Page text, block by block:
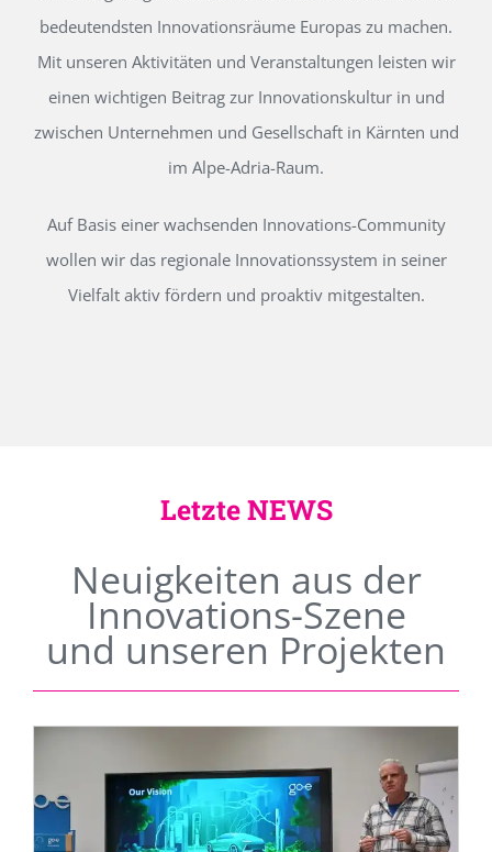
bedeutendsten Innovationsräume Europas zu machen.
Mit unseren Aktivitäten und Veranstaltungen leisten wir
einen wichtigen Beitrag zur Innovationskultur in und
zwischen Unternehmen und Gesellschaft in Kärnten und
im Alpe-Adria-Raum.
Auf Basis einer wachsenden Innovations-Community
wollen wir das regionale Innovationssystem in seiner
Vielfalt aktiv fördern und proaktiv mitgestalten.
Letzte NEWS
Neuigkeiten aus der
Innovations-Szene
und unseren Projekten